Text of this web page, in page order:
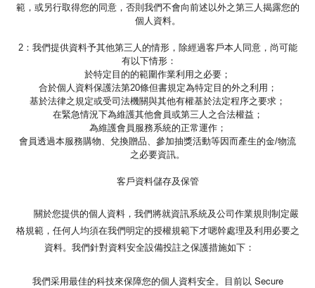
範，或另行取得您的同意，否則我們不會向前述以外之第三人揭露您的
個人資料。
2：我們提供資料予其他第三人的情形，除經過客戶本人同意，尚可能
有以下情形：
於特定目的的範圍作業利用之必要；
合於個人資料保護法第20條但書規定為特定目的外之利用；
基於法律之規定或受司法機關與其他有權基於法定程序之要求；
在緊急情況下為維護其他會員或第三人之合法權益；
為維護會員服務系統的正常運作；
會員透過本服務購物、兌換贈品、參加抽獎活動等因而產生的金/物流
之必要資訊。
客戶資料儲存及保管
關於您提供的個人資料，我們將就資訊系統及公司作業規則制定嚴
格規範，任何人均須在我們明定的授權規範下才嗯幹處理及利用必要之
資料。我們針對資料安全設備投註之保護措施如下：
我們采用最佳的科技來保障您的個人資料安全。目前以 Secure